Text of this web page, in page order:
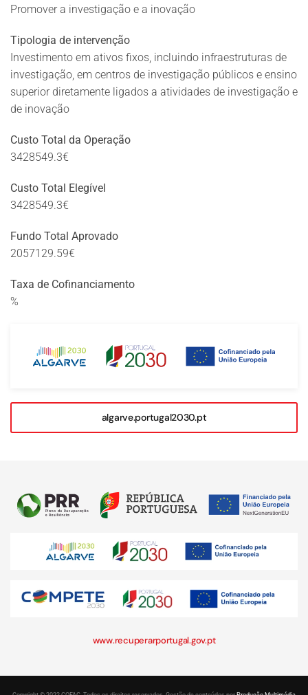
Promover a investigação e a inovação
Tipologia de intervenção
Investimento em ativos fixos, incluindo infraestruturas de
investigação, em centros de investigação públicos e ensino
superior diretamente ligados a atividades de investigação e
de inovação
Custo Total da Operação
3428549.3€
Custo Total Elegível
3428549.3€
Fundo Total Aprovado
2057129.59€
Taxa de Cofinanciamento
%
algarve.portugal2030.pt
www.recuperarportugal.gov.pt